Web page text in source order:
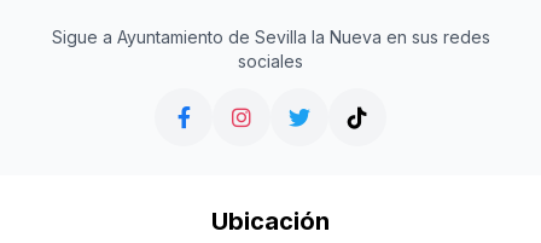
Sigue a Ayuntamiento de Sevilla la Nueva en sus redes
sociales
Ubicación